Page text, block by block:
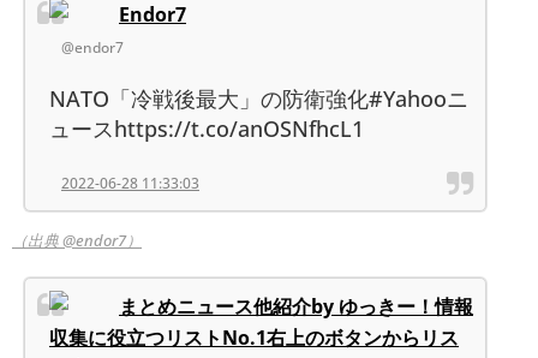
Endor7
@endor7
NATO「冷戦後最大」の防衛強化#Yahooニ
ュースhttps://t.co/anOSNfhcL1
2022-06-28 11:33:03
（出典 @endor7）
まとめニュース他紹介by ゆっきー！情報
収集に役立つリストNo.1右上のボタンからリス